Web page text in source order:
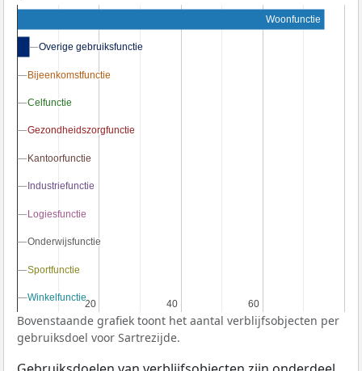
20
20 40
40 60
60
Woonfunctie
Overige gebruiksfunctie
Overige gebruiksfunctie
Bijeenkomstfunctie
Bijeenkomstfunctie
Celfunctie
Celfunctie
Gezondheidszorgfunctie
Gezondheidszorgfunctie
Kantoorfunctie
Kantoorfunctie
Industriefunctie
Industriefunctie
Logiesfunctie
Logiesfunctie
Onderwijsfunctie
Onderwijsfunctie
Sportfunctie
Sportfunctie
Winkelfunctie
Winkelfunctie
Bovenstaande grafiek toont het aantal verblijfsobjecten per
gebruiksdoel voor Sartrezijde.